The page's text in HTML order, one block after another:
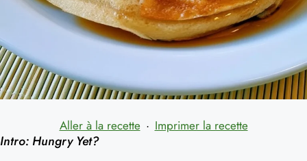
Aller à la recette · Imprimer la recette
Intro: Hungry Yet?